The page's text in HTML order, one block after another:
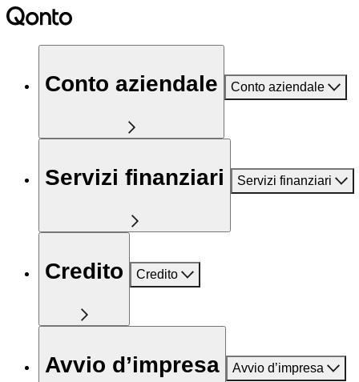
Conto aziendale Conto aziendale
Servizi finanziari Servizi finanziari
Credito Credito
Avvio d’impresa Avvio d’impresa